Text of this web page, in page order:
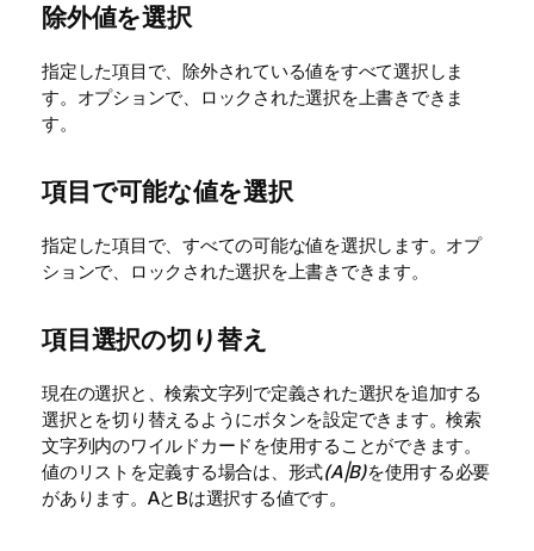
除外値を選択
指定した項目で、除外されている値をすべて選択しま
す。オプションで、ロックされた選択を上書きできま
す。
項目で可能な値を選択
指定した項目で、すべての可能な値を選択します。オプ
ションで、ロックされた選択を上書きできます。
項目選択の切り替え
現在の選択と、検索文字列で定義された選択を追加する
選択とを切り替えるようにボタンを設定できます。検索
文字列内のワイルドカードを使用することができます。
値のリストを定義する場合は、形式(A|B)を使用する必要
があります。AとBは選択する値です。